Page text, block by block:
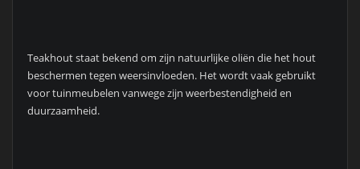
Teakhout staat bekend om zijn natuurlijke oliën die het hout
beschermen tegen weersinvloeden. Het wordt vaak gebruikt
voor tuinmeubelen vanwege zijn weerbestendigheid en
duurzaamheid.